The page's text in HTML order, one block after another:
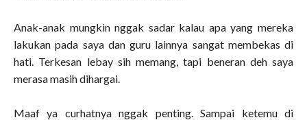
Anak-anak mungkin nggak sadar kalau apa yang mereka
lakukan pada saya dan guru lainnya sangat membekas di
hati. Terkesan lebay sih memang, tapi beneran deh saya
merasa masih dihargai.
Maaf ya curhatnya nggak penting. Sampai ketemu di